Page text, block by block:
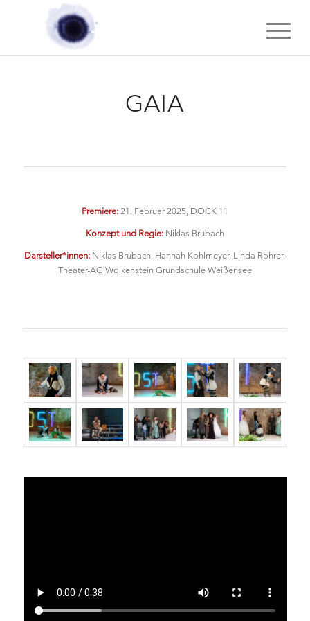
GAIA
Premiere:21. Februar 2025, DOCK 11
Konzept und Regie:Niklas Brubach
Darsteller*innen: Niklas Brubach, Hannah Kohlmeyer, Linda Rohrer,
Theater-AG Wolkenstein Grundschule Weißensee